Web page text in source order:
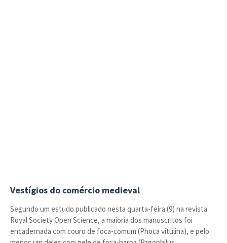
Vestígios do comércio medieval
Segundo um estudo publicado nesta quarta-feira (9) na revista
Royal Society Open Science, a maioria dos manuscritos foi
encadernada com couro de foca-comum (Phoca vitulina), e pelo